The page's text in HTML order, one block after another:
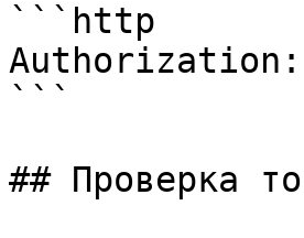
```http
Authorization:
```
## Проверка